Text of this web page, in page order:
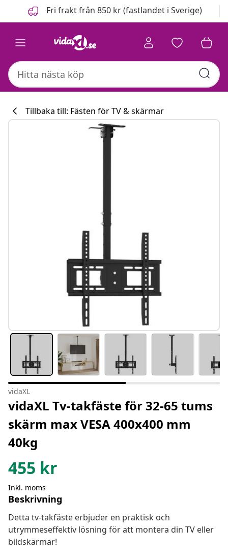
FöregåendeFri frakt från 850 kr (fastlandet i Sverige)
Tillbaka till: Fästen för TV & skärmar
vidaXL
vidaXL Tv-takfäste för 32-65 tums
skärm max VESA 400x400 mm
40kg
455 kr
Inkl. moms
Beskrivning
Detta tv-takfäste erbjuder en praktisk och
utrymmeseffektiv lösning för att montera din TV eller
bildskärmar!